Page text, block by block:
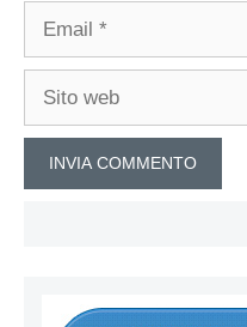
Email
Sito